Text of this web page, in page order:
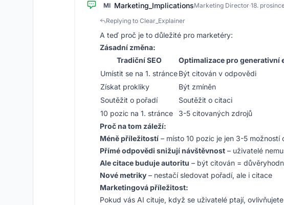
MI Marketing_ImplicationsMarketing Director·18.
Replying to Clear_Explainer
A teď proč je to důležité pro marketéry:
Zásadní změna:
Tradiční SEO
Optimalizace pro generativní
Umístit se na 1. stránceBýt citován v odpovědi
Získat prokliky
Být zmíněn
Soutěžit o pořadí
Soutěžit o citaci
10 pozic na 1. stránce
3-5 citovaných zdrojů
Proč na tom záleží:
Méně příležitostí – místo 10 pozic je jen 3-5 možností
Přímé odpovědi snižují návštěvnost – uživatelé
Ale citace buduje autoritu – být citován =
Nové metriky – nestačí sledovat pořadí, ale i citace
Marketingová příležitost:
Pokud vás AI cituje, když se uživatelé ptají,